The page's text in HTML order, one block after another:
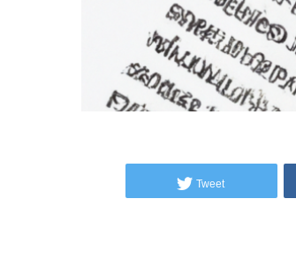
Tweet